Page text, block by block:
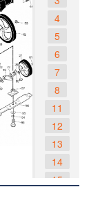
4
5
6
7
8
11
12
13
14
15